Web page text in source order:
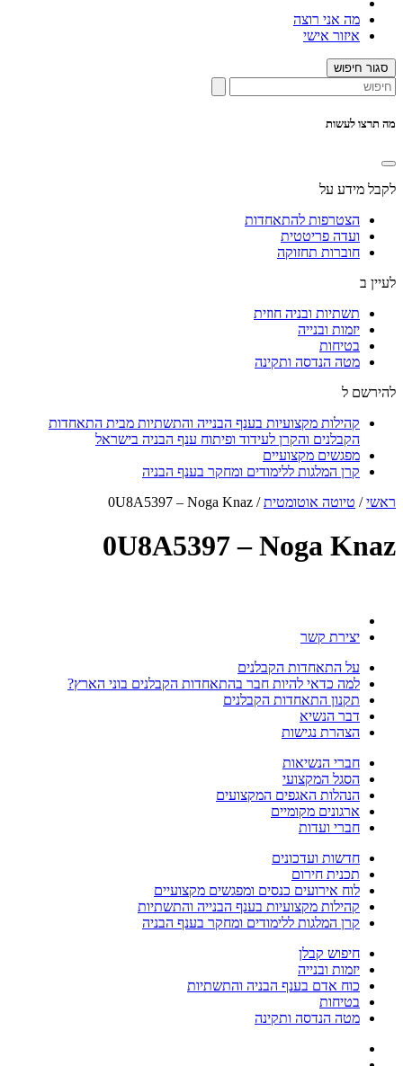
מה אני רוצה
איזור אישי
סגור חיפוש
מה תרצו לעשות
לקבל מידע על
הצטרפות להתאחדות
ועדה פריטטית
חוברות תחזוקה
לעיין ב
תשתיות ובניה חוזית
יזמות ובנייה
בטיחות
מטה הנדסה ותקינה
להירשם ל
קהילות מקצועיות בענף הבנייה והתשתיות מבית התאחדות
הקבלנים והקרן לעידוד ופיתוח ענף הבניה בישראל
מפגשים מקצועיים
קרן המלגות ללימודים ומחקר בענף הבניה
ראשי/ טיוטה אוטומטית/
0U8A5397 – Noga Knaz
0U8A5397 – Noga Knaz
יצירת קשר
על התאחדות הקבלנים
למה כדאי להיות חבר בהתאחדות הקבלנים בוני הארץ?
תקנון התאחדות הקבלנים
דבר הנשיא
הצהרת נגישות
חברי הנשיאות
הסגל המקצועי
הנהלות האגפים המקצועים
ארגונים מקומיים
חברי ועדות
חדשות ועדכונים
תכנית חירום
לוח אירועים כנסים ומפגשים מקצועיים
קהילות מקצועיות בענף הבנייה והתשתיות
קרן המלגות ללימודים ומחקר בענף הבניה
חיפוש קבלן
יזמות ובנייה
כוח אדם בענף הבניה והתשתיות
בטיחות
מטה הנדסה ותקינה